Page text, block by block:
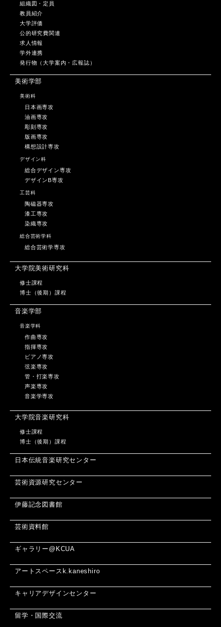
組織図・定員
教員紹介
大学評価
公的研究費関連
求人情報
学外連携
発行物（大学案内・広報誌）
美術学部
美術科
日本画専攻
油画専攻
彫刻専攻
版画専攻
構想設計専攻
デザイン科
総合デザイン専攻
デザインB専攻
工芸科
陶磁器専攻
漆工専攻
染織専攻
総合芸術学科
総合芸術学専攻
大学院美術研究科
修士課程
博士（後期）課程
音楽学部
音楽学科
作曲専攻
指揮専攻
ピアノ専攻
弦楽専攻
管・打楽専攻
声楽専攻
音楽学専攻
大学院音楽研究科
修士課程
博士（後期）課程
日本伝統音楽研究センター
芸術資源研究センター
伊藤記念図書館
芸術資料館
ギャラリー@KCUA
アートスペースk.kaneshiro
キャリアデザインセンター
留学・国際交流